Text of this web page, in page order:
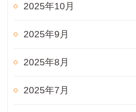
2025年10月
2025年9月
2025年8月
2025年7月